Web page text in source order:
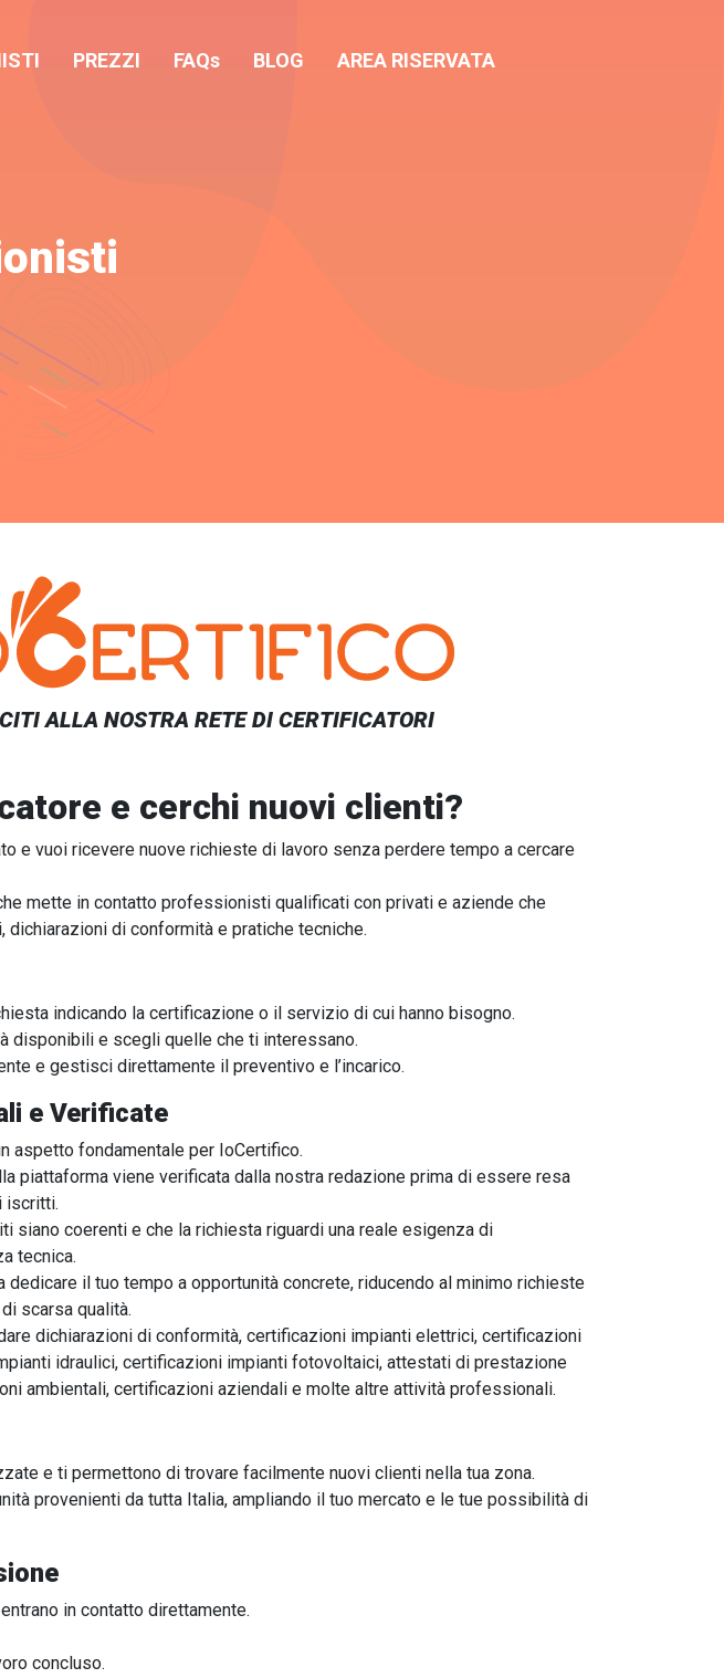
PREZZI FAQs BLOG AREA RISERVATA
ALLA NOSTRA RETE DI CERTIFICATORI
e cerchi nuovi clienti?
e vuoi ricevere nuove richieste di lavoro senza perdere tempo a cercare
mette in contatto professionisti qualificati con privati e aziende che
di conformità e pratiche tecniche.
indicando la certificazione o il servizio di cui hanno bisogno.
disponibili e scegli quelle che ti interessano.
e gestisci direttamente il preventivo e l’incarico.
e Verificate
aspetto fondamentale per IoCertifico.
piattaforma viene verificata dalla nostra redazione prima di essere resa
iscritti.
siano coerenti e che la richiesta riguardi una reale esigenza di
tecnica.
il tuo tempo a opportunità concrete, riducendo al minimo richieste
scarsa qualità.
dichiarazioni di conformità, certificazioni impianti elettrici, certificazioni
idraulici, certificazioni impianti fotovoltaici, attestati di prestazione
ambientali, certificazioni aziendali e molte altre attività professionali.
e ti permettono di trovare facilmente nuovi clienti nella tua zona.
provenienti da tutta Italia, ampliando il tuo mercato e le tue possibilità di
in contatto direttamente.
concluso.